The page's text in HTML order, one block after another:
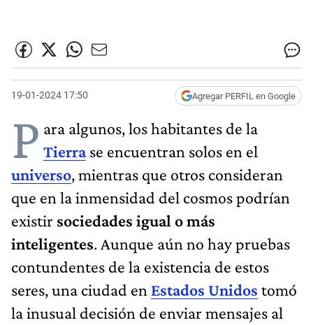
19-01-2024 17:50 Agregar PERFIL en Google
P ara algunos, los habitantes de la
Tierrase encuentran solos en el
universo, mientras que otros consideran
que en la inmensidad del cosmos podrían
existir sociedades igual o más
inteligentes. Aunque aún no hay pruebas
contundentes de la existencia de estos
seres, una ciudad en Estados Unidos tomó
la inusual decisión de enviar mensajes al